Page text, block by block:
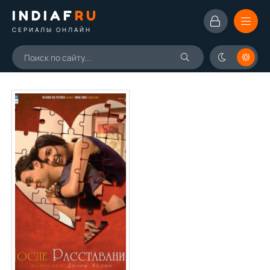
INDIAFRU
СЕРИАЛЫ ОНЛАЙН